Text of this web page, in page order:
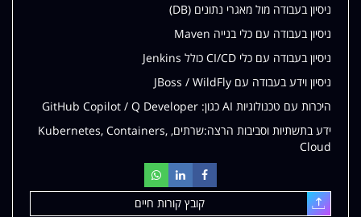
ניסיון בעבודה מול מאגרי נתונים (DB)
ניסיון בעבודה עם כלי בנייה Maven
ניסיון בעבודה עם כלי CI/CD כולל Jenkins
ניסיון וידע בעבודה עם JBoss / WildFly
היכרות עם טכנולוגיות AI כגון: GitHub Copilot / Q Developer
ידע בתשתיות וסביבות הרצה:שרתים, Kubernetes, Containers,
Cloud
עלאת
קובץ קורות חיים